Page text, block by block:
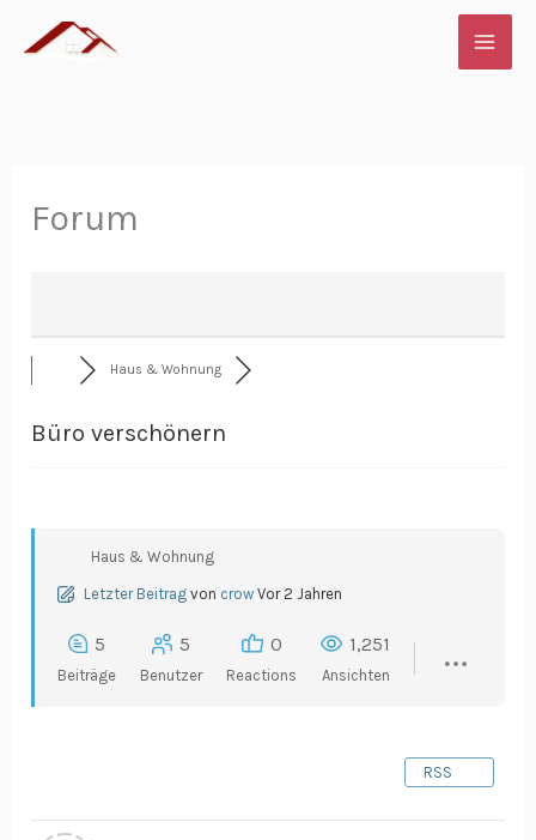
Inhalt
Forum
Haus & Wohnung
Büro verschönern
Haus & Wohnung
Letzter Beitrag von crow Vor 2 Jahren
5
Beiträge
5
Benutzer
0
Reactions
1,251
Ansichten
RSS